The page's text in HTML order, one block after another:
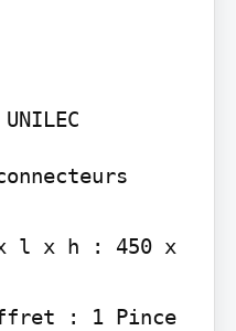
l x h : 450 x
: 1 Pince